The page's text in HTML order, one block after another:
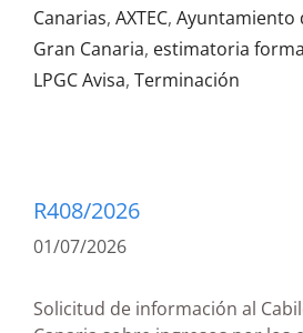
Canarias, AXTEC, Ayuntamiento
Gran Canaria, estimatoria
LPGC Avisa, Terminación
R408/2026
01/07/2026
Solicitud de información al